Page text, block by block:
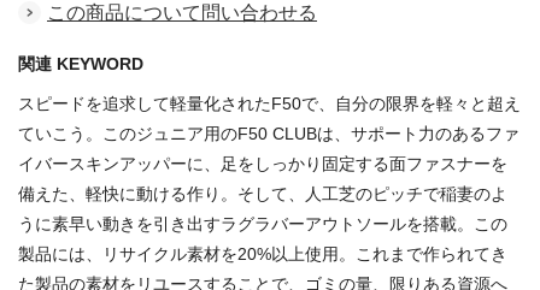
この商品について問い合わせる
関連 KEYWORD
スピードを追求して軽量化されたF50で、自分の限界を軽々と超え
ていこう。このジュニア用のF50 CLUBは、サポート力のあるファ
イバースキンアッパーに、足をしっかり固定する面ファスナーを
備えた、軽快に動ける作り。そして、人工芝のピッチで稲妻のよ
うに素早い動きを引き出すラグラバーアウトソールを搭載。この
製品には、リサイクル素材を20%以上使用。これまで作られてき
た製品の素材をリユースすることで、ゴミの量、限りある資源へ